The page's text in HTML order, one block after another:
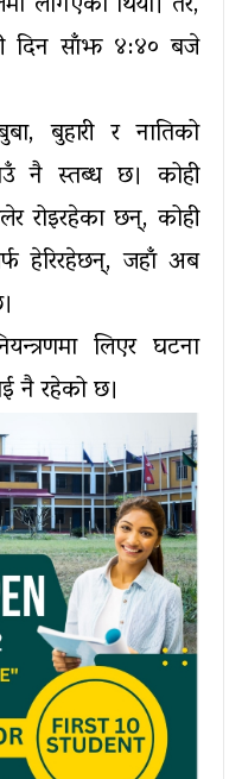
दिन साँझ ४:४० बजे
बुहारी र नातिको
नै स्तब्ध छ। कोही
रोइरहेका छन्, कोही
हेरिरहेछन्, जहाँ अब
लिएर घटना
नै रहेको छ।